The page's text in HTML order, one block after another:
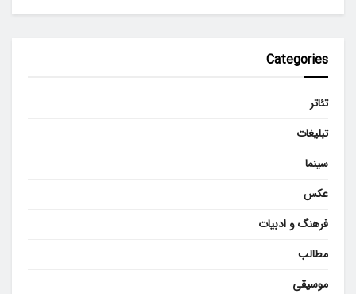
Categories
تئاتر
تبلیغات
سینما
عکس
فرهنگ و ادبیات
مطالب
موسیقی